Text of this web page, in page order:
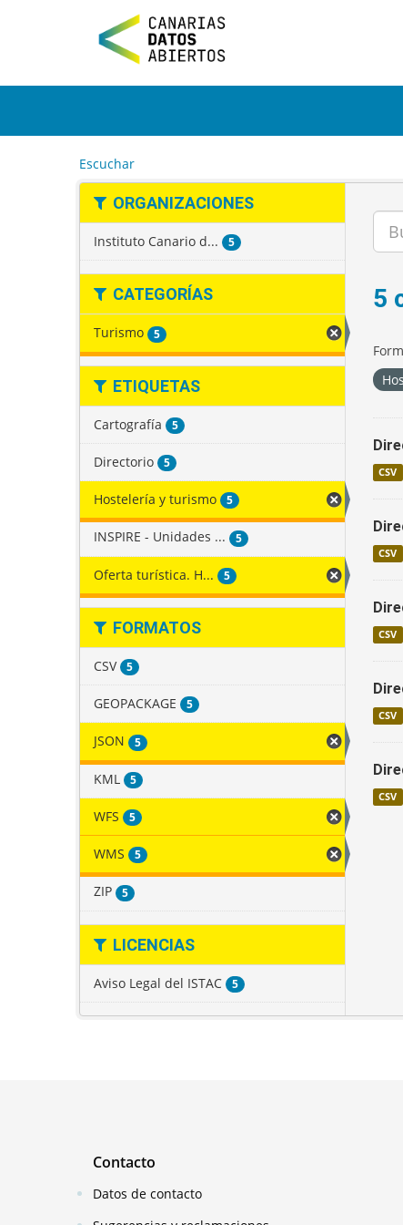
t
Escuchar
ORGANIZACIONES
Instituto Canario d... 5
CATEGORÍAS
Turismo 5
ETIQUETAS
Cartografía 5
Directorio 5
Hostelería y turismo 5
INSPIRE - Unidades ... 5
Oferta turística. H... 5
FORMATOS
CSV 5
GEOPACKAGE 5
JSON 5
KML 5
WFS 5
WMS 5
ZIP 5
LICENCIAS
Aviso Legal del ISTAC 5
5
CSV
CSV
CSV
CSV
CSV
Contacto
Datos de contacto